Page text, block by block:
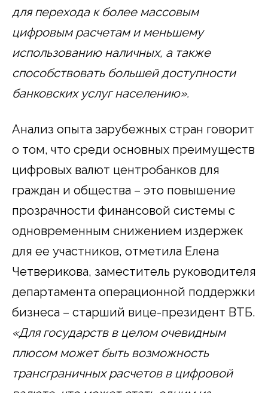
для перехода к более массовым
цифровым расчетам и меньшему
использованию наличных, а также
способствовать большей доступности
банковских услуг населению».
Анализ опыта зарубежных стран говорит
о том, что среди основных преимуществ
цифровых валют центробанков для
граждан и общества – это повышение
прозрачности финансовой системы с
одновременным снижением издержек
для ее участников, отметила Елена
Четверикова, заместитель руководителя
департамента операционной поддержки
бизнеса – старший вице-президент ВТБ.
«Для государств в целом очевидным
плюсом может быть возможность
трансграничных расчетов в цифровой